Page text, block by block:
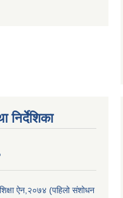
शिक्षा ऐन,२०७४ (पहिलो संशोधन